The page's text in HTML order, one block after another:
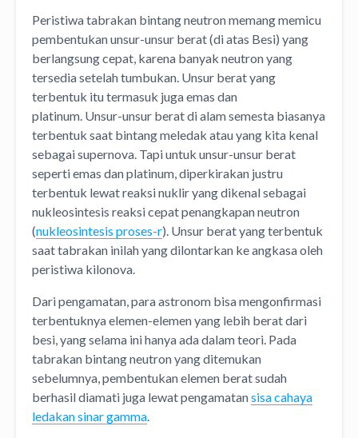
Peristiwa tabrakan bintang neutron memang memicu
pembentukan unsur-unsur berat (di atas Besi) yang
berlangsung cepat, karena banyak neutron yang
tersedia setelah tumbukan. Unsur berat yang
terbentuk itu termasuk juga emas dan
platinum. Unsur-unsur berat di alam semesta biasanya
terbentuk saat bintang meledak atau yang kita kenal
sebagai supernova. Tapi untuk unsur-unsur berat
seperti emas dan platinum, diperkirakan justru
terbentuk lewat reaksi nuklir yang dikenal sebagai
nukleosintesis reaksi cepat penangkapan neutron
(nukleosintesis proses-r). Unsur berat yang terbentuk
saat tabrakan inilah yang dilontarkan ke angkasa oleh
peristiwa kilonova.
Dari pengamatan, para astronom bisa mengonfirmasi
terbentuknya elemen-elemen yang lebih berat dari
besi, yang selama ini hanya ada dalam teori. Pada
tabrakan bintang neutron yang ditemukan
sebelumnya, pembentukan elemen berat sudah
berhasil diamati juga lewat pengamatansisa cahaya
ledakan sinar gamma.